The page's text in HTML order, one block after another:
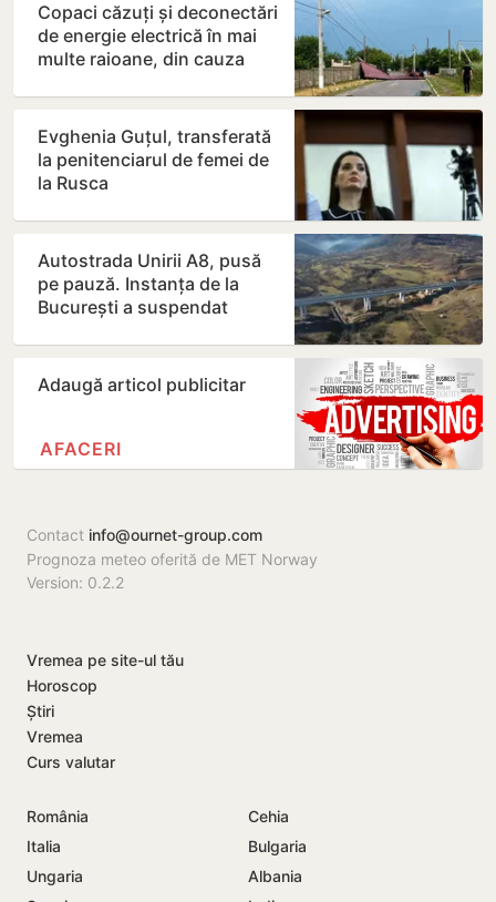
Copaci căzuți și deconectări
de energie electrică în mai
multe raioane, din cauza
Evghenia Guțul, transferată
la penitenciarul de femei de
la Rusca
Autostrada Unirii A8, pusă
pe pauză. Instanța de la
București a suspendat
Adaugă articol publicitar
AFACERI
Contact info@ournet-group.com
Prognoza meteo oferită de MET Norway
Version: 0.2.2
Vremea pe site-ul tău
Horoscop
Știri
Vremea
Curs valutar
România
Cehia
Italia
Bulgaria
Ungaria
Albania